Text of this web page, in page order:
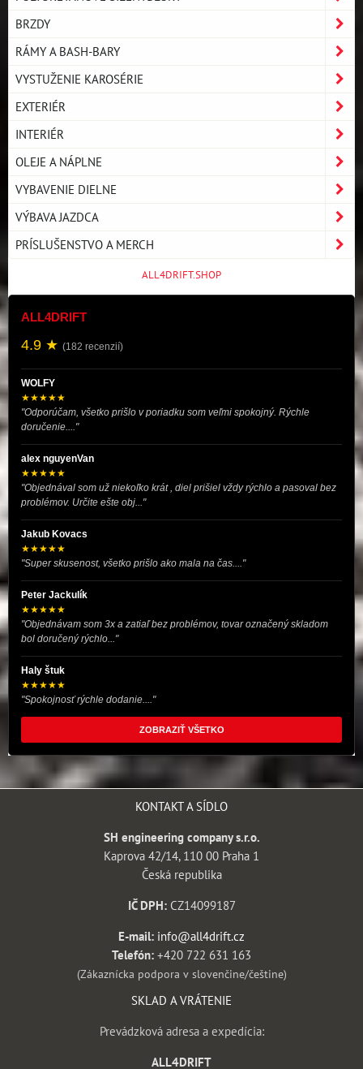
BRZDY
RÁMY A BASH-BARY
VYSTUŽENIE KAROSÉRIE
EXTERIÉR
INTERIÉR
OLEJE A NÁPLNE
VYBAVENIE DIELNE
VÝBAVA JAZDCA
PRÍSLUŠENSTVO A MERCH
ALL4DRIFT.SHOP
ALL4DRIFT
4.9 ★ (182 recenzií)
WOLFY
★★★★★
"Odporúčam, všetko prišlo v poriadku som veľmi spokojný. Rýchle
doručenie...."
alex nguyenVan
★★★★★
"Objednával som už niekoľko krát , diel prišiel vždy rýchlo a pasoval bez
problémov. Určite ešte obj..."
Jakub Kovacs
★★★★★
"Super skusenost, všetko prišlo ako mala na čas...."
Peter Jackulík
★★★★★
"Objednávam som 3x a zatiaľ bez problémov, tovar označený skladom
bol doručený rýchlo..."
Haly štuk
★★★★★
"Spokojnosť rýchle dodanie...."
ZOBRAZIŤ VŠETKO
KONTAKT A SÍDLO
SH engineering company s.r.o.
Kaprova 42/14, 110 00 Praha 1
Česká republika
IČ DPH:CZ14099187
E-mail: info@all4drift.cz
Telefón: +420 722 631 163
(Zákaznícka podpora v slovenčine/češtine)
SKLAD A VRÁTENIE
Prevádzková adresa a expedícia:
ALL4DRIFT